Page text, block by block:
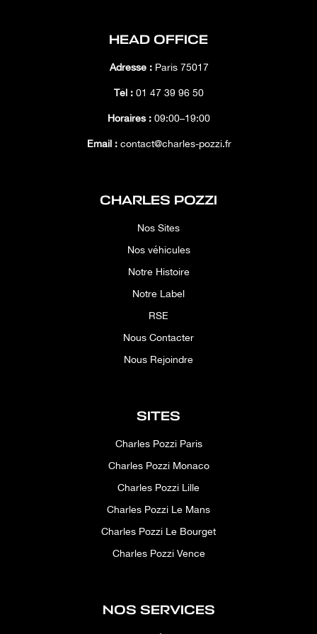
HEAD OFFICE
Adresse :Paris 75017
Tél : 01 47 39 96 50
Horaires : 09:00–19:00
Email :contact@charles-pozzi.fr
CHARLES POZZI
Nos Sites
Nos véhicules
Notre Histoire
Notre Label
RSE
Nous Contacter
Nous Rejoindre
SITES
Charles Pozzi Paris
Charles Pozzi Monaco
Charles Pozzi Lille
Charles Pozzi Le Mans
Charles Pozzi Le Bourget
Charles Pozzi Vence
NOS SERVICES